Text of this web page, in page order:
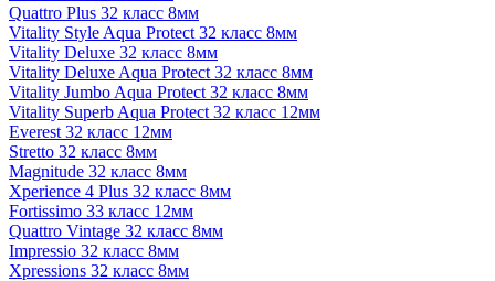
Quattro Plus 32 класс 8мм
Vitality Style Aqua Protect 32 класс 8мм
Vitality Deluxe 32 класс 8мм
Vitality Deluxe Aqua Protect 32 класс 8мм
Vitality Jumbo Aqua Protect 32 класс 8мм
Vitality Superb Aqua Protect 32 класс 12мм
Everest 32 класс 12мм
Stretto 32 класс 8мм
Magnitude 32 класс 8мм
Xperience 4 Plus 32 класс 8мм
Fortissimo 33 класс 12мм
Quattro Vintage 32 класс 8мм
Impressio 32 класс 8мм
Xpressions 32 класс 8мм